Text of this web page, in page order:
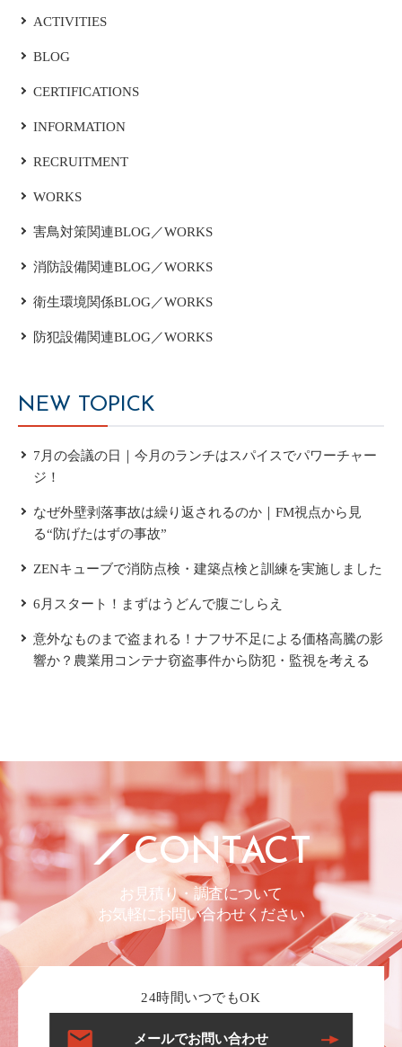
ACTIVITIES
BLOG
CERTIFICATIONS
INFORMATION
RECRUITMENT
WORKS
害鳥対策関連BLOG／WORKS
消防設備関連BLOG／WORKS
衛生環境関係BLOG／WORKS
防犯設備関連BLOG／WORKS
NEW TOPICK
7月の会議の日｜今月のランチはスパイスでパワーチャー
ジ！
なぜ外壁剥落事故は繰り返されるのか｜FM視点から見
る“防げたはずの事故”
ZENキューブで消防点検・建築点検と訓練を実施しました
6月スタート！まずはうどんで腹ごしらえ
意外なものまで盗まれる！ナフサ不足による価格高騰の影
響か？農業用コンテナ窃盗事件から防犯・監視を考える
CONTACT
お見積り・調査について
お気軽にお問い合わせください
24時間いつでもOK
メールでお問い合わせ